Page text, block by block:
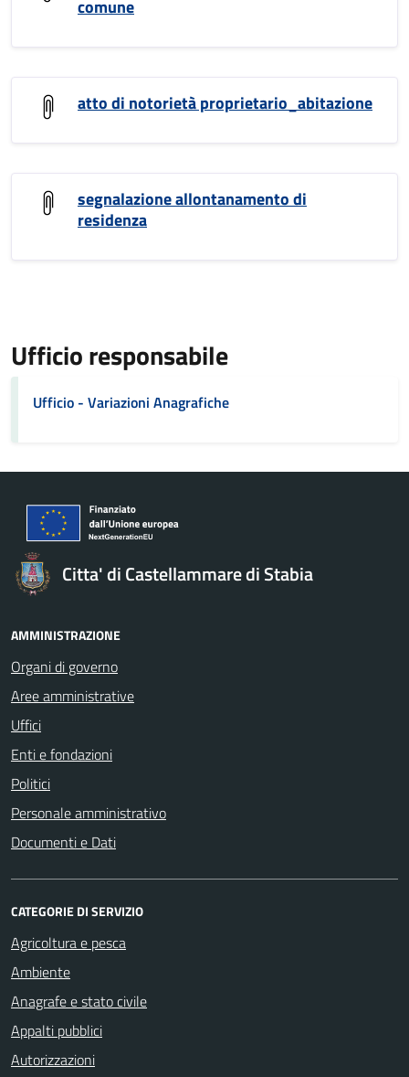
comune
atto di notorietà proprietario_abitazione
segnalazione allontanamento di
residenza
Ufficio responsabile
Ufficio - Variazioni Anagrafiche
Citta' di Castellammare di Stabia
AMMINISTRAZIONE
Organi di governo
Aree amministrative
Uffici
Enti e fondazioni
Politici
Personale amministrativo
Documenti e Dati
CATEGORIE DI SERVIZIO
Agricoltura e pesca
Ambiente
Anagrafe e stato civile
Appalti pubblici
Autorizzazioni